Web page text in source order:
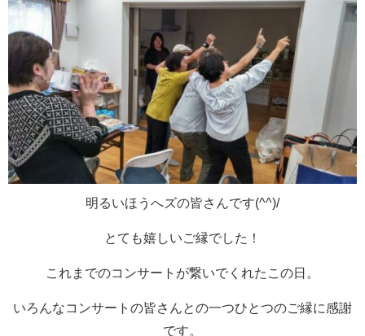
明るいほうへズの皆さんです(^^)/
とても嬉しいご縁でした！
これまでのコンサートが繋いでくれたこの日。
いろんなコンサートの皆さんとの一つひとつのご縁に感謝
です。